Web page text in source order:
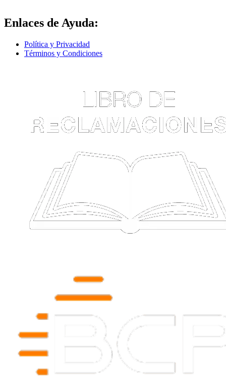
Enlaces de Ayuda:
Política y Privacidad
Términos y Condiciones